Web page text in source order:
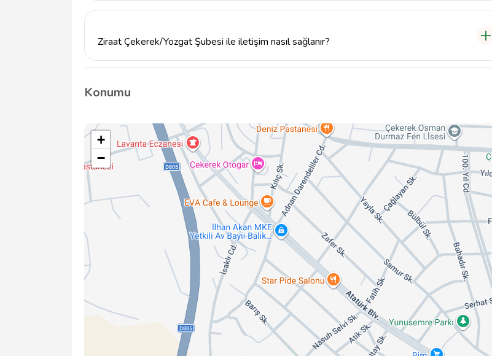
Ziraat Çekerek/Yozgat Şubesi ile iletişim nasıl sağlanır?
Ziraat Çekerek/Yozgat Şubesi ile telefonla 354 468 12 53 numarasından iletişime geçebilirsiniz.
Konumu
+
−